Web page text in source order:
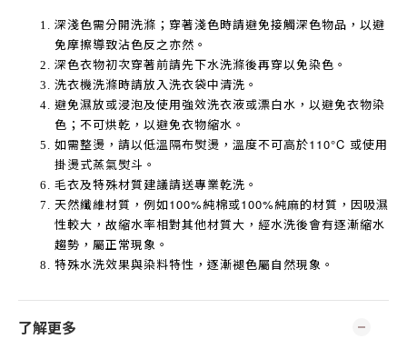
深淺色需分開洗滌；穿著淺色時請避免接觸深色物品，以避
免摩擦導致沾色反之亦然。
深色衣物初次穿著前請先下水洗滌後再穿以免染色。
洗衣機洗滌時請放入洗衣袋中清洗。
避免濕放或浸泡及使用強效洗衣液或漂白水，以避免衣物染
色；不可烘乾，以避免衣物縮水。
如需整燙，請以低溫隔布熨燙，溫度不可高於110°C 或使用
掛燙式蒸氣熨斗。
毛衣及特殊材質建議請送專業乾洗。
天然纖維材質，例如100%純棉或100%純麻的材質，因吸濕
性較大，故縮水率相對其他材質大，經水洗後會有逐漸縮水
趨勢，屬正常現象。
特殊水洗效果與染料特性，逐漸褪色屬自然現象。
了解更多